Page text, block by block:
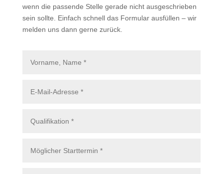
wenn die passende Stelle gerade nicht ausgeschrieben
sein sollte. Einfach schnell das Formular ausfüllen – wir
melden uns dann gerne zurück.